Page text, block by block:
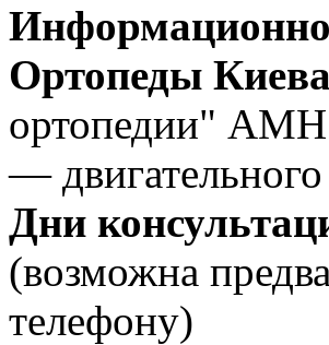
Ортопеды Киева
ортопедии" АМН
— двигательного
Дни
(возможна
телефону)